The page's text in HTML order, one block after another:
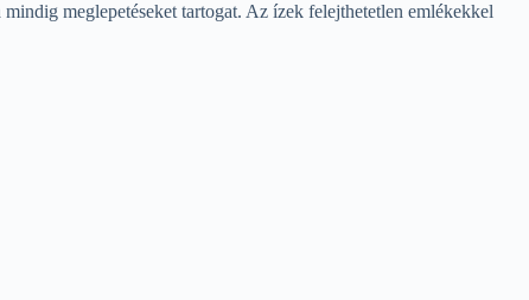
meglepetéseket tartogat. Az ízek felejthetetlen emlékekkel